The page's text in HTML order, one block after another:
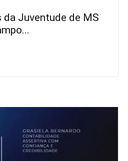
Juventude de MS